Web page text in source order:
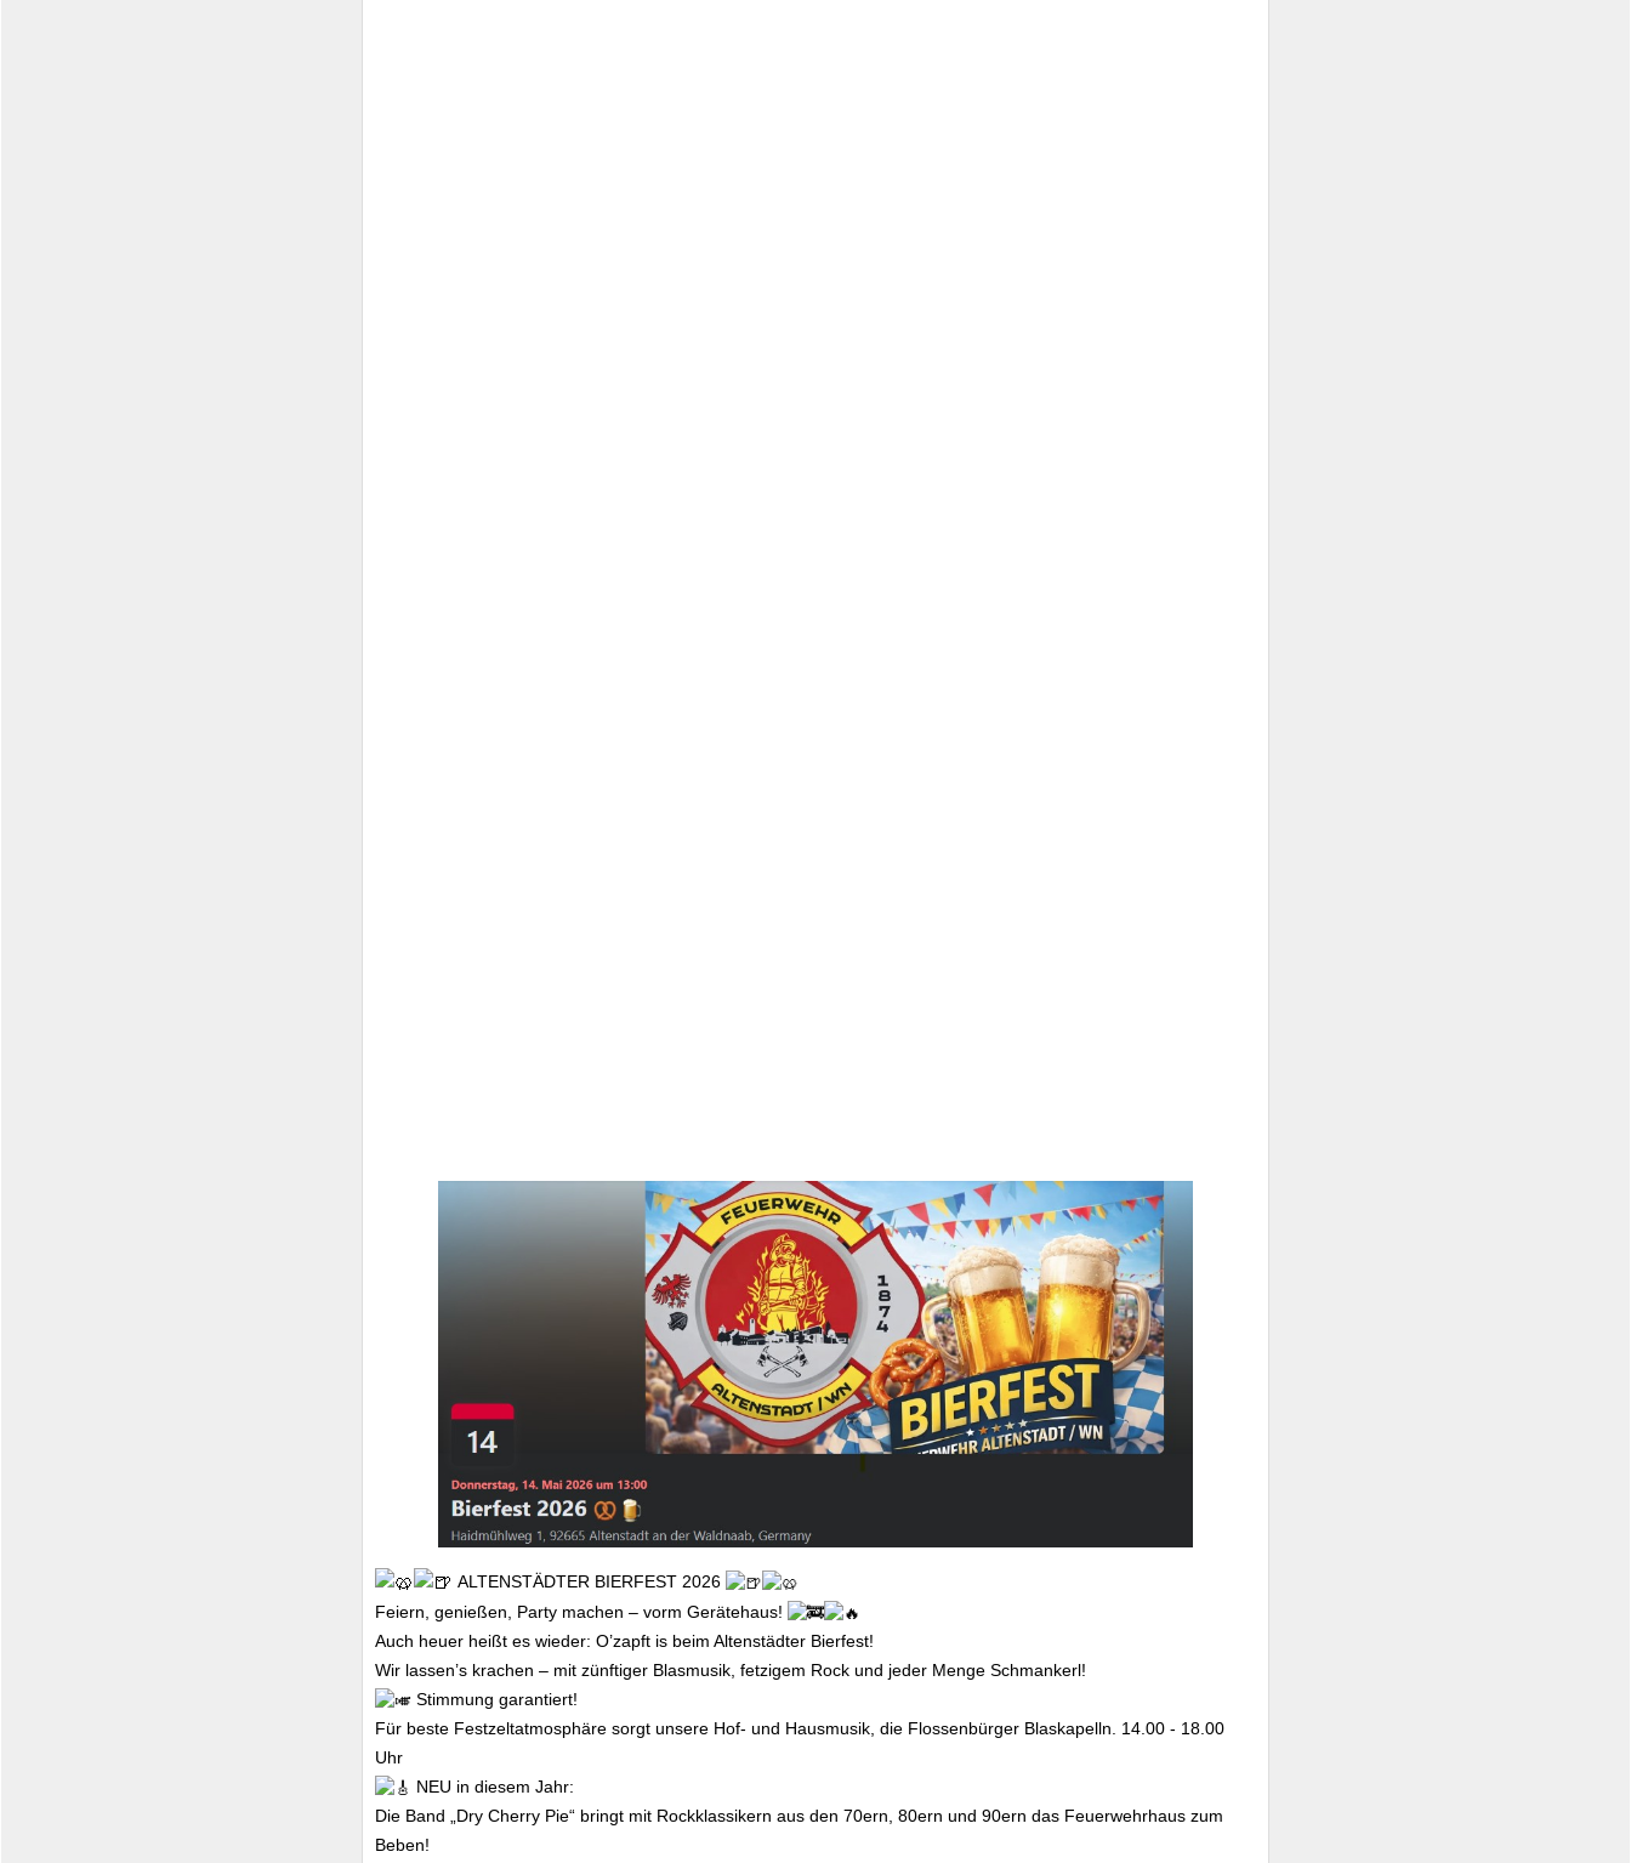
ALTENSTÄDTER BIERFEST 2026
Feiern, genießen, Party machen – vorm Gerätehaus!
Auch heuer heißt es wieder: O’zapft is beim Altenstädter Bierfest!
Wir lassen’s krachen – mit zünftiger Blasmusik, fetzigem Rock und jeder Menge Schmankerl!
Stimmung garantiert!
Für beste Festzeltatmosphäre sorgt unsere Hof- und Hausmusik, die Flossenbürger Blaskapelln. 14.00 - 18.00
Uhr
NEU in diesem Jahr:
Die Band „Dry Cherry Pie“ bringt mit Rockklassikern aus den 70ern, 80ern und 90ern das Feuerwehrhaus zum
Beben!